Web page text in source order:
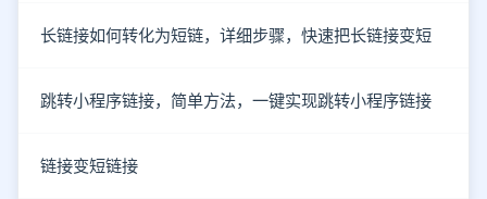
长链接如何转化为短链，详细步骤，快速把长链接变短
跳转小程序链接，简单方法，一键实现跳转小程序链接
链接变短链接